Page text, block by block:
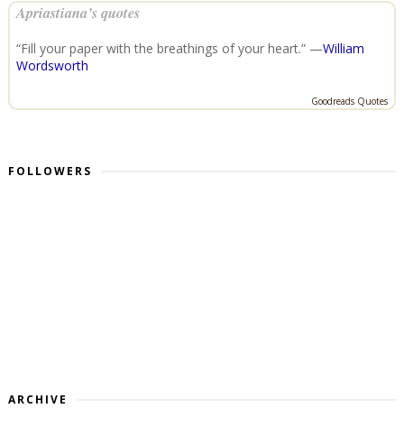
Apriastiana’s quotes
“Fill your paper with the breathings of your heart.” —William
Wordsworth
Goodreads Quotes
FOLLOWERS
ARCHIVE